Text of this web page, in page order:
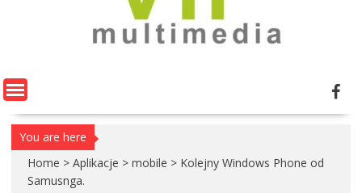
You are here
Home > Aplikacje > mobile > Kolejny Windows Phone od
Samusnga.